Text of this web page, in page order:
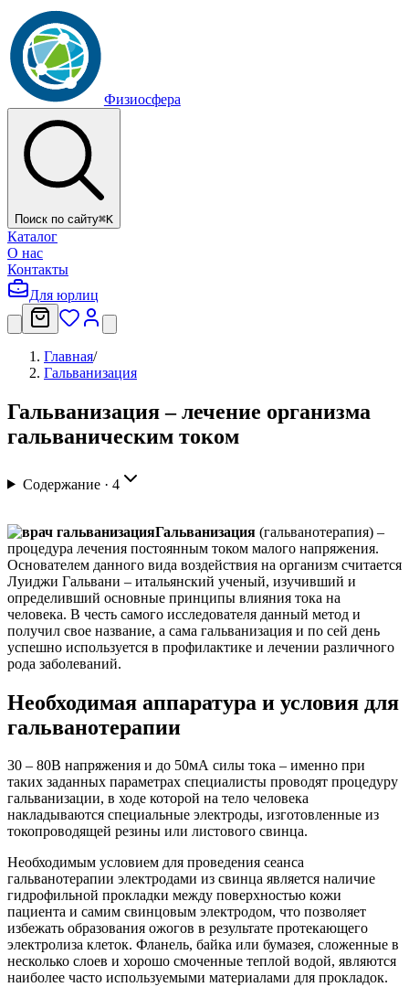
Физиосфера
Поиск по сайту⌘K
Каталог
О нас
Контакты
Для юрлиц
Главная/
Гальванизация
Гальванизация – лечение организма
гальваническим током
Содержание · 4
Гальванизация (гальванотерапия) –
процедура лечения постоянным током малого напряжения.
Основателем данного вида воздействия на организм считается
Луиджи Гальвани – итальянский ученый, изучивший и
определивший основные принципы влияния тока на
человека. В честь самого исследователя данный метод и
получил свое название, а сама гальванизация и по сей день
успешно используется в профилактике и лечении различного
рода заболеваний.
Необходимая аппаратура и условия для
гальванотерапии
30 – 80В напряжения и до 50мА силы тока – именно при
таких заданных параметрах специалисты проводят процедуру
гальванизации, в ходе которой на тело человека
накладываются специальные электроды, изготовленные из
токопроводящей резины или листового свинца.
Необходимым условием для проведения сеанса
гальванотерапии электродами из свинца является наличие
гидрофильной прокладки между поверхностью кожи
пациента и самим свинцовым электродом, что позволяет
избежать образования ожогов в результате протекающего
электролиза клеток. Фланель, байка или бумазея, сложенные в
несколько слоев и хорошо смоченные теплой водой, являются
наиболее часто используемыми материалами для прокладок.